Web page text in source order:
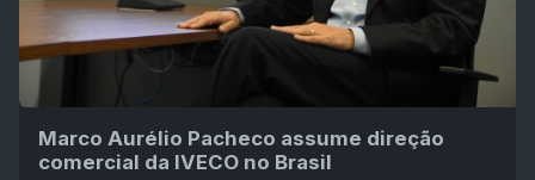
Marco Aurélio Pacheco assume direção
comercial da IVECO no Brasil